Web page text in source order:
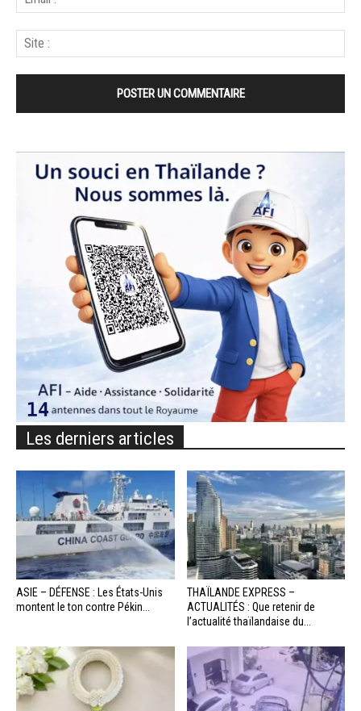
Les derniers articles
ASIE – DÉFENSE : Les États-Unis
montent le ton contre Pékin...
THAÏLANDE EXPRESS –
ACTUALITÉS : Que retenir de
l’actualité thaïlandaise du...